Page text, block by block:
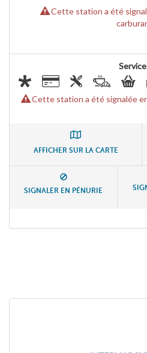
Cette station a été
Cette station a été signalée
AFFICHER SUR LA CARTE
SIGNALER EN PÉNURIE